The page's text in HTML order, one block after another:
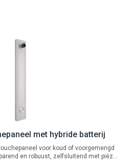
met hybride batterij
voor koud of voorgemengd
en robuust, zelfsluitend met piëzo